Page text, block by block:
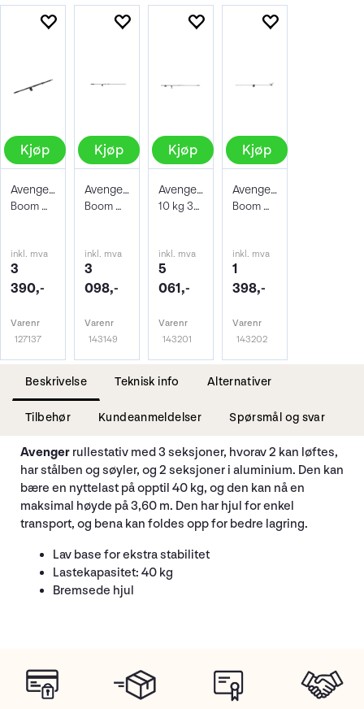
Kjøp
Avenger Mini Boom D600CB Black
Boom m/Sliding Tilt hode 16mm hun feste
inkl. mva
3
390,-
Varenr
127137
Kjøp
Avenger Mini Boom D600 Silver
Boom m/Sliding Tilt hode 16mm hun feste
inkl. mva
3
098,-
Varenr
143149
Kjøp
Avenger Junior Boom Steel D650
10 kg 300 cm/40 kg 163 cm
inkl. mva
5
061,-
Varenr
143201
Kjøp
Avenger Extension Arm D570 w/Swivel Pin
Boom m/Sliding Tilthode + dreibart feste
inkl. mva
1
398,-
Varenr
143202
Beskrivelse Teknisk info Alternativer
Tilbehør Kundeanmeldelser Spørsmål og svar
Avenger rullestativ med 3 seksjoner, hvorav 2 kan løftes,
har stålben og søyler, og 2 seksjoner i aluminium. Den kan
bære en nyttelast på opptil 40 kg, og den kan nå en
maksimal høyde på 3,60 m. Den har hjul for enkel
transport, og bena kan foldes opp for bedre lagring.
Lav base for ekstra stabilitet
Lastekapasitet: 40 kg
Bremsede hjul